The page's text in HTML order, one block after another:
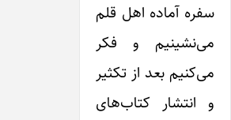
سفره آماده اهل قلم
می‌نشینیم و فکر
می‌کنیم بعد از تکثیر
و انتشار کتاب‌های